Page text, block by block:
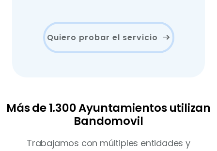
Quiero probar el servicio
Más de 1.300 Ayuntamientos utilizan
Bandomovil
Trabajamos con múltiples entidades y